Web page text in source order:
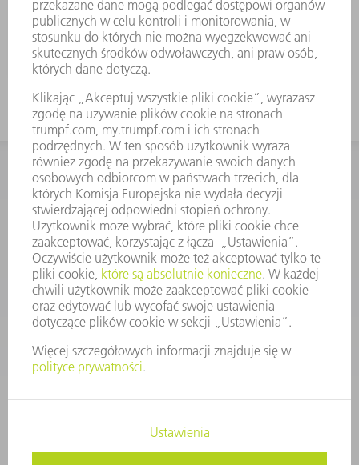
KONTAKT
Dział Części Zamiennych i Narzędzi
48225753936
8.00 - 17.00
czesci.zamienne@trumpf.com